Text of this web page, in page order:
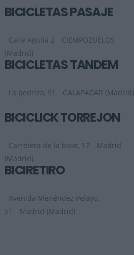
BICICLETAS PASAJE
Calle Aguila 2
CIEMPOZUELOS
(Madrid)
BICICLETAS TANDEM
La pedriza, 91 GALAPAGAR (Madrid)
BICICLICK TORREJÓN
Carretera de la base, 17
Madrid
(Madrid)
BICIRETIRO
Avenida Menéndez Pelayo,
51
Madrid (Madrid)